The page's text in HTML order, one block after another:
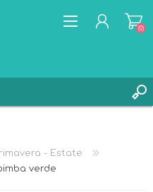
(0)
- Estate
verde